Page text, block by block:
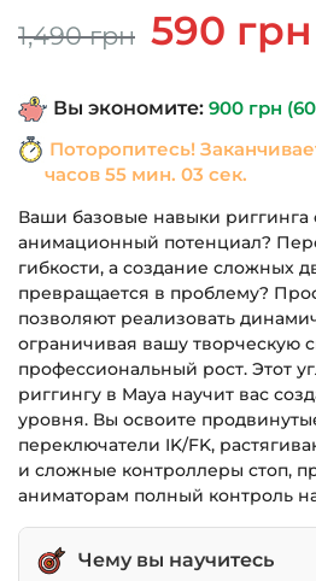
1,490грн цена
1,490 грн.
590 грн
Вы экономите: 900 грн
Поторопитесь!
часов 55 мин. 03 сек.
Ваши базовые навыки
анимационный потенциал?
гибкости, а создание сложных
превращается в проблему?
позволяют реализовать
ограничивая вашу творческую
профессиональный рост. Этот
риггингу в Maya научит вас
уровня. Вы освоите
переключатели IK/FK,
и сложные контроллеры стоп,
аниматорам полный контроль
Чему вы научитесь